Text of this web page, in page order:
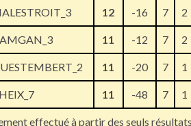
12 -16 7 2
11 -12 7 2
11 -20 7 1
11 -48 7 1
effectué à partir des seuls